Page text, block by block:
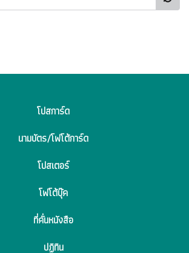
โปสการ์ด
นามบัตร/โฟโต้การ์ด
โปสเตอร์
โฟโต้บุ๊ค
ที่คั่นหนังสือ
ปฏิทิน